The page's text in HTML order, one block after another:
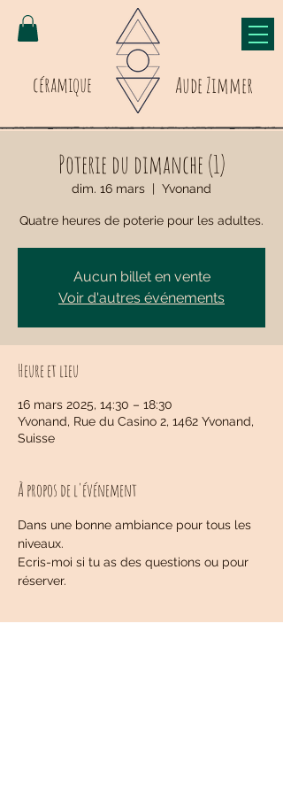
céramique Aude Zimmer
Poterie du dimanche (1)
dim. 16 mars
  |
Yvonand
Quatre heures de poterie pour les adultes.
Aucun billet en vente
Voir d'autres événements
Heure et lieu
16 mars 2025, 14:30 – 18:30
Yvonand, Rue du Casino 2, 1462 Yvonand,
Suisse
À propos de l'événement
Dans une bonne ambiance pour tous les
niveaux.
Ecris-moi si tu as des questions ou pour
réserver.